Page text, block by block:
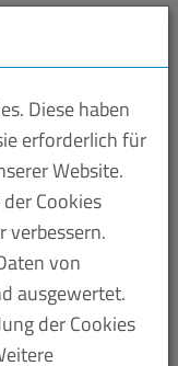
Luxembourg
treten in
Luxemburg
in
innerhalb der
Bestand
Diese haben
erforderlich für
Website.
Cookies
verbessern.
von
ausgewertet.
der Cookies